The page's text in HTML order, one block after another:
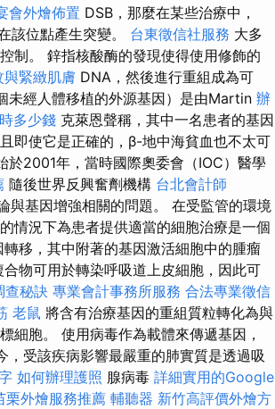
會外燴佈置 DSB，那麼在某些治療中，
該位點產生突變。 台東徵信社服務 大多
制。 鋅指核酸酶的發現使得使用修飾的
緊緻肌膚 DNA，然後進行重組成為可
未經人體移植的外源基因）是由Martin 辦
多少錢 克萊恩聲稱，其中一名患者的基因
即使它是正確的，β-地中海貧血也不太可
於2001年，當時國際奧委會（IOC）醫學
隨後世界反興奮劑機構 台北會計師
與基因增強相關的問題。 在受監管的環境
情況下為患者提供適當的細胞治療是一個
移，其中附著的基因激活細胞中的腫瘤
物可用於轉染呼吸道上皮細胞，因此可
查秘訣 專業會計事務所服務 合法專業徵信
老鼠 將含有治療基因的重組質粒轉化為與
細胞。 使用病毒作為載體來傳遞基因，
，受該疾病影響最嚴重的肺實質是透過吸
如何辦理護照 腺病毒 詳細實用的Google
栗外燴服務推薦 輔聽器 新竹高評價外燴方